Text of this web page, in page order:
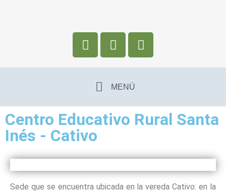
MENÚ
Centro Educativo Rural Santa
Inés - Cativo
Sede que se encuentra ubicada en la vereda Cativo: en la